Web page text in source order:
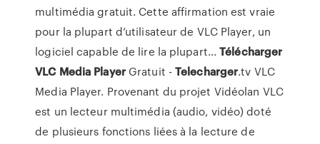
multimédia gratuit. Cette affirmation est vraie
pour la plupart d’utilisateur de VLC Player, un
logiciel capable de lire la plupart...Télécharger
VLC Media PlayerGratuit -Telecharger.tv VLC
Media Player. Provenant du projet Vidéolan VLC
est un lecteur multimédia (audio, vidéo) doté
de plusieurs fonctions liées à la lecture de